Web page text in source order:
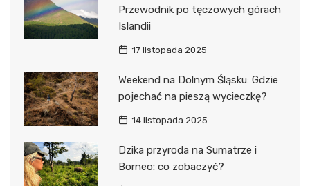
Przewodnik po tęczowych górach
Islandii
17 listopada 2025
Weekend na Dolnym Śląsku: Gdzie
pojechać na pieszą wycieczkę?
14 listopada 2025
Dzika przyroda na Sumatrze i
Borneo: co zobaczyć?